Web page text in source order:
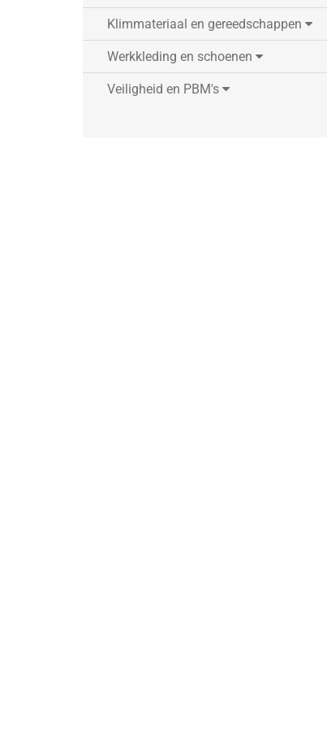
Klimmateriaal en gereedschappen
Werkkleding en schoenen
Veiligheid en PBM's